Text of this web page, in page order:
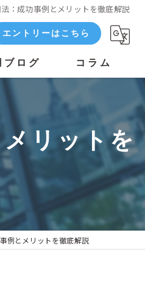
：成功事例とメリットを徹底解説
エントリーはこちら
ブログ コラム
リットを
例とメリットを徹底解説